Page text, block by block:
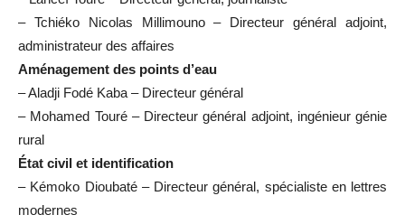
– Tchiéko Nicolas Millimouno – Directeur général adjoint,
administrateur des affaires
Aménagement des points d’eau
– Aladji Fodé Kaba – Directeur général
– Mohamed Touré – Directeur général adjoint, ingénieur génie
rural
État civil et identification
– Kémoko Dioubaté – Directeur général, spécialiste en lettres
modernes